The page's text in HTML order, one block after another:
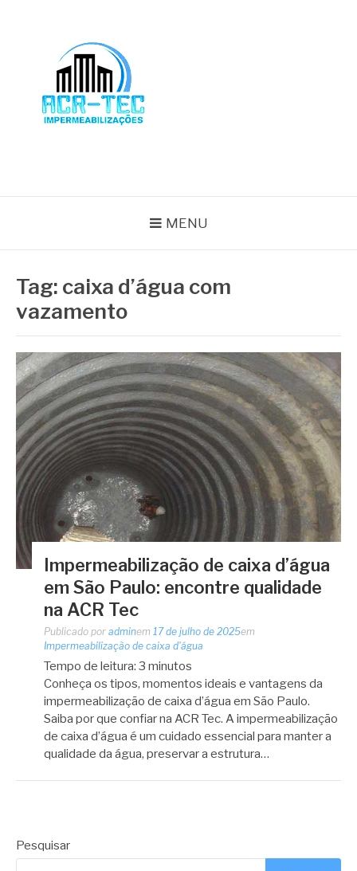
MENU
Tag: caixa d’água com
vazamento
Impermeabilização de caixa d’água
em São Paulo: encontre qualidade
na ACR Tec
Publicado por adminem 17 de julho de 2025em
Impermeabilização de caixa d'água
Tempo de leitura: 3 minutos
Conheça os tipos, momentos ideais e vantagens da
impermeabilização de caixa d’água em São Paulo.
Saiba por que confiar na ACR Tec. A impermeabilização
de caixa d’água é um cuidado essencial para manter a
qualidade da água, preservar a estrutura…
Pesquisar